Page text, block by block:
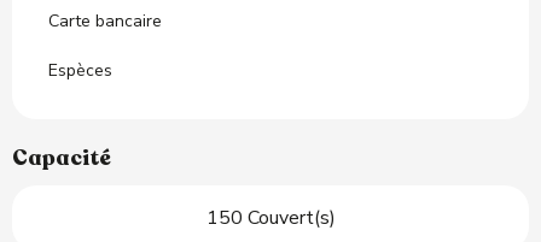
Carte bancaire
Espèces
Capacité
150 Couvert(s)